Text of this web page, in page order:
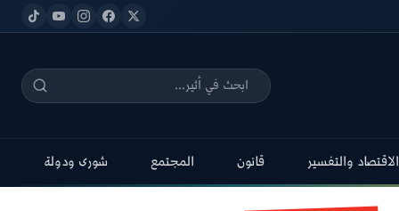
الاقتصاد والتفسير قانون المجتمع شورى ودولة